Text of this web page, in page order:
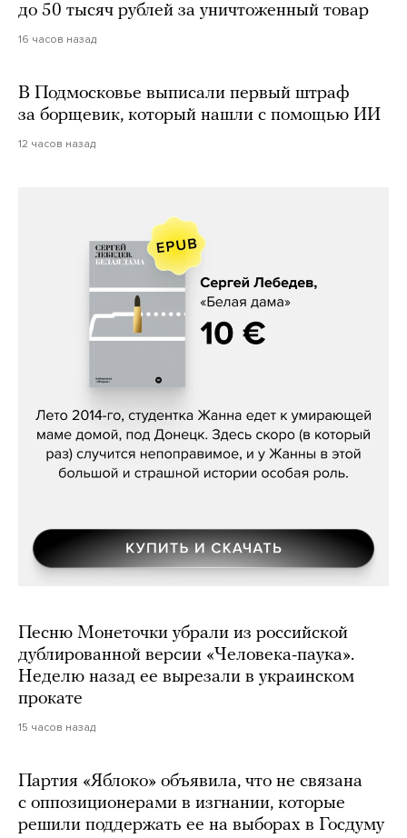
до 50 тысяч рублей за уничтоженный товар
16 часов назад
В Подмосковье выписали первый штраф
за борщевик, который нашли с помощью ИИ
12 часов назад
Сергей Лебедев, «Белая дама»
Песню Монеточки убрали из российской
дублированной версии «Человека-паука».
Неделю назад ее вырезали в украинском
прокате
15 часов назад
Партия «Яблоко» объявила, что не связана
с оппозиционерами в изгнании, которые
решили поддержать ее на выборах в Госдуму